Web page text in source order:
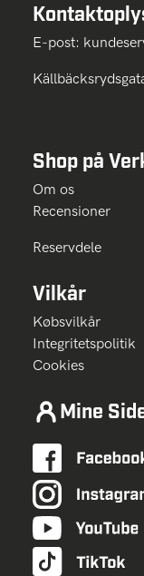
E-post:
Shop på
Om os
Recensioner
Reservdele
Vilkår
Købsvilkår
Integritetspolitik
Cookies
Mine